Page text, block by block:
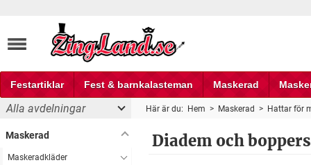
Festartiklar Fest & barnkalasteman Maskerad
Fest och partyprylar
Alla avdelningar Här är du: Hem > Maskerad > Hattar för
Diadem och boppers
Maskerad
Maskeradkläder